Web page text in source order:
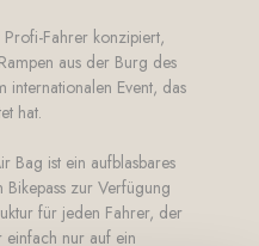
Profi-Fahrer konzipiert,
aus der Burg des
internationalen Event, das
hat.
Bag ist ein aufblasbares
Bikepass zur Verfügung
für jeden Fahrer, der
nur auf ein